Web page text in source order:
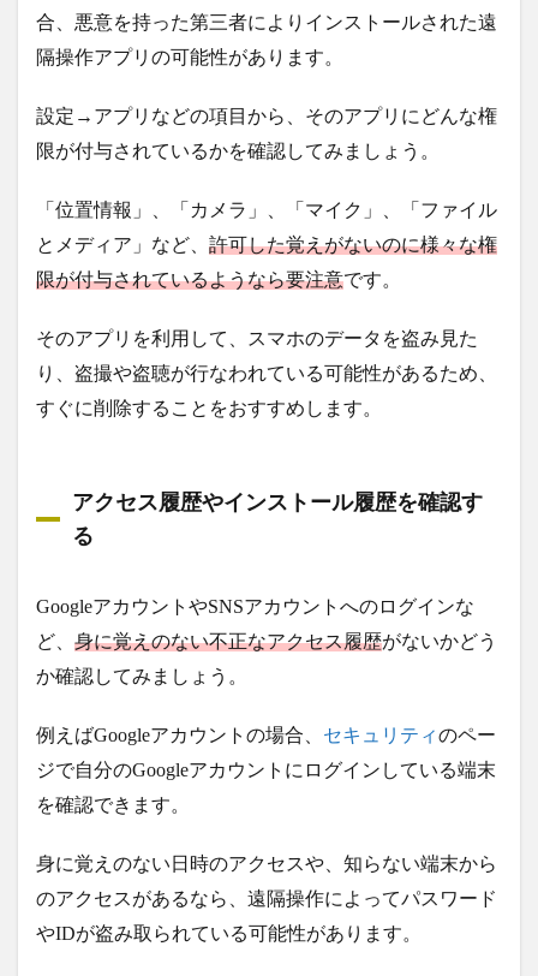
合、悪意を持った第三者によりインストールされた遠
隔操作アプリの可能性があります。
設定→アプリなどの項目から、そのアプリにどんな権
限が付与されているかを確認してみましょう。
「位置情報」、「カメラ」、「マイク」、「ファイル
とメディア」など、 許可した覚えがないのに様々な権
限が付与されているようなら要注意です。
そのアプリを利用して、スマホのデータを盗み見た
り、盗撮や盗聴が行なわれている可能性があるため、
すぐに削除することをおすすめします。
アクセス履歴やインストール履歴を確認す
る
GoogleアカウントやSNSアカウントへのログインな
ど、 身に覚えのない不正なアクセス履歴がないかどう
か確認してみましょう。
例えばGoogleアカウントの場合、 セキュリティのペー
ジで自分のGoogleアカウントにログインしている端末
を確認できます。
身に覚えのない日時のアクセスや、知らない端末から
のアクセスがあるなら、遠隔操作によってパスワード
やIDが盗み取られている可能性があります。